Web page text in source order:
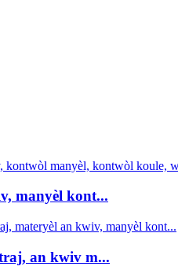
manyèl kont...
an kwiv m...